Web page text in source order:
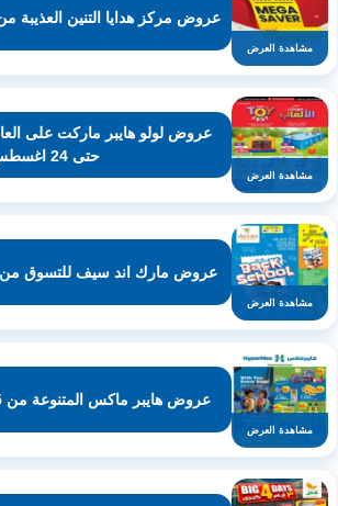
مشاهدة العرض
عروض مركز هدايا التنين العذيبة من 5 حتى 22
مشاهدة العرض
عروض لولو هايبر ماركت على
حتى 24 اغسطس
مشاهدة العرض
عروض مارك اند سيف للتسوق من 5 حتى 19 اغسطس
مشاهدة العرض
عروض هايبر ماكس المتنوعة من 5 حتى 18 اغسطس